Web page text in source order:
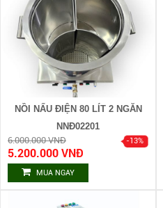
NỒI NẤU ĐIỆN 80 LÍT 2 NGĂN
NNĐ02201
6.000.000 VNĐ
5.200.000 VNĐ
MUA NGAY